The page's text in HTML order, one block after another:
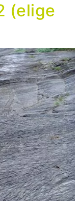
(elige